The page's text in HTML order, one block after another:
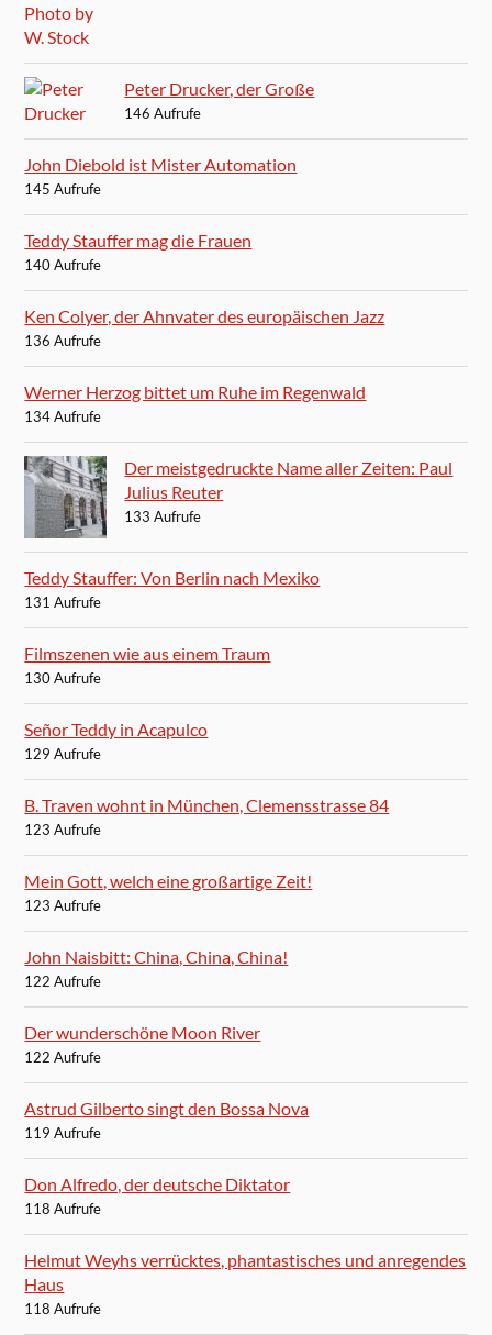
Peter Drucker, der Große
146 Aufrufe
John Diebold ist Mister Automation
145 Aufrufe
Teddy Stauffer mag die Frauen
140 Aufrufe
Ken Colyer, der Ahnvater des europäischen Jazz
136 Aufrufe
Werner Herzog bittet um Ruhe im Regenwald
134 Aufrufe
Der meistgedruckte Name aller Zeiten: Paul
Julius Reuter
133 Aufrufe
Teddy Stauffer: Von Berlin nach Mexiko
131 Aufrufe
Filmszenen wie aus einem Traum
130 Aufrufe
Señor Teddy in Acapulco
129 Aufrufe
B. Traven wohnt in München, Clemensstrasse 84
123 Aufrufe
Mein Gott, welch eine großartige Zeit!
123 Aufrufe
John Naisbitt: China, China, China!
122 Aufrufe
Der wunderschöne Moon River
122 Aufrufe
Astrud Gilberto singt den Bossa Nova
119 Aufrufe
Don Alfredo, der deutsche Diktator
118 Aufrufe
Helmut Weyhs verrücktes, phantastisches und anregendes
Haus
118 Aufrufe